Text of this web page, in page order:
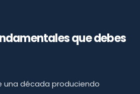
que debes
una década produciendo